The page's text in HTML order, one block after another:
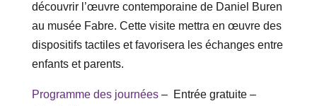
découvrir l’œuvre contemporaine de Daniel Buren
au musée Fabre. Cette visite mettra en œuvre des
dispositifs tactiles et favorisera les échanges entre
enfants et parents.
Programme des journées– Entrée gratuite –